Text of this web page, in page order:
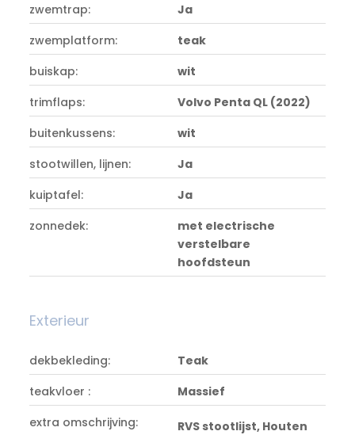
zwemtrap:
Ja
zwemplatform:
teak
buiskap:
wit
trimflaps:
Volvo Penta QL (2022)
buitenkussens:
wit
stootwillen, lijnen:
Ja
kuiptafel:
Ja
zonnedek:
met electrische
verstelbare
hoofdsteun
Exterieur
dekbekleding:
Teak
teakvloer :
Massief
extra omschrijving:
RVS stootlijst, Houten